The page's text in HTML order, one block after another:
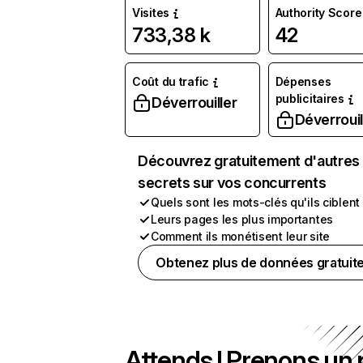
Visites
733,38 k
Authority Score
42
Coût du trafic
Déverrouiller
Dépenses
publicitaires
Découvrez gratuitement d'autres
secrets sur vos concurrents
Quels sont les mots-clés qu'ils ciblent
Leurs pages les plus importantes
Comment ils monétisent leur site
Obtenez plus de données